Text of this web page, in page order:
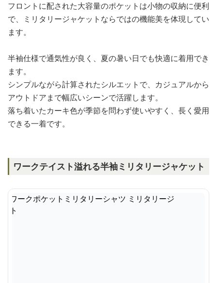
フロントに配された大容量のポケットは小物の収納に便利
で、ミリタリージャケットならではの機能美を体現してい
ます。
半袖仕様で通気性が良く、夏の暑い日でも快適に着用でき
ます。
シンプルながら計算されたシルエットで、カジュアルから
アウトドアまで幅広いシーンで活躍します。
落ち着いたカーキ色が季節を問わず使いやすく、長く愛用
できる一着です。
ワークテイスト溢れる半袖ミリタリージャケット